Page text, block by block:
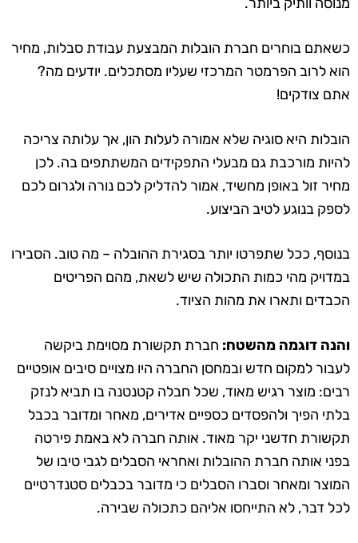
מנוסה וותיק ביותר.
כשאתם בוחרים חברת הובלות המבצעת עבודת סבלות, מחיר
הוא לרוב הפרמטר המרכזי שעליו מסתכלים. יודעים מה?
אתם צודקים!
הובלות היא סוגיה שלא אמורה לעלות הון, אך עלותה צריכה
להיות מורכבת גם מבעלי התפקידים המשתתפים בה. לכן
מחיר זול באופן מחשיד, אמור להדליק לכם נורה ולגרום לכם
לספק בנוגע לטיב הביצוע.
בנוסף, ככל שתפרטו יותר בסגירת ההובלה – מה טוב. הסבירו
במדויק מהי כמות התכולה שיש לשאת, מהם הפריטים
הכבדים ותארו את מהות הציוד.
והנה דוגמה מהשטח: חברת תקשורת מסוימת ביקשה
לעבור למקום חדש ובמחסן החברה היו מצויים סיבים אופטיים
רבים: מוצר רגיש מאוד, שכל חבלה קטנטנה בו תביא לנזק
בלתי הפיך ולהפסדים כספיים אדירים, מאחר ומדובר בכבל
תקשורת חדשני יקר מאוד. אותה חברה לא באמת פירטה
בפני אותה חברת ההובלות ואחראי הסבלים לגבי טיבו של
המוצר ומאחר וסברו הסבלים כי מדובר בכבלים סטנדרטיים
לכל דבר, לא התייחסו אליהם כתכולה שבירה.